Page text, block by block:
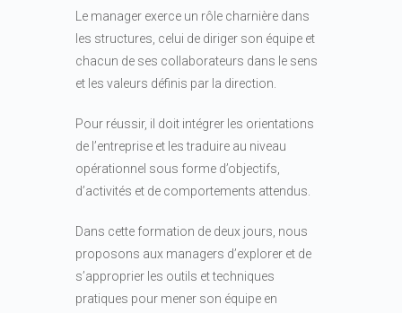
Le manager exerce un rôle charnière dans
les structures, celui de diriger son équipe et
chacun de ses collaborateurs dans le sens
et les valeurs définis par la direction.
Pour réussir, il doit intégrer les orientations
de l’entreprise et les traduire au niveau
opérationnel sous forme d’objectifs,
d’activités et de comportements attendus.
Dans cette formation de deux jours, nous
proposons aux managers d’explorer et de
s’approprier les outils et techniques
pratiques pour mener son équipe en